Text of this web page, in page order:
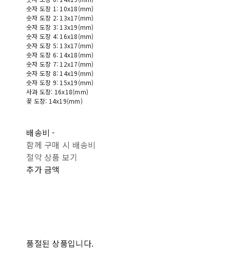
숫자 도장 1: 10x18(mm)
숫자 도장 2: 13x17(mm)
숫자 도장 3: 13x19(mm)
숫자 도장 4: 16x18(mm)
숫자 도장 5: 13x17(mm)
숫자 도장 6: 14x18(mm)
숫자 도장 7: 12x17(mm)
숫자 도장 8: 14x19(mm)
숫자 도장 9: 15x19(mm)
사과 도장: 16x18(mm)
꽃 도장: 14x19(mm)
배송비-
함께 구매 시 배송비
절약 상품 보기
추가 금액
품절된 상품입니다.